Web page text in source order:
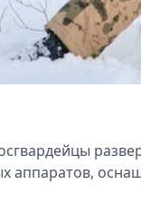
аппаратов,